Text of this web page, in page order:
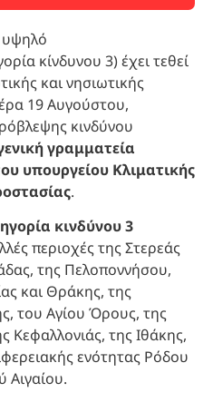
υψηλό
κίνδυνου 3) έχει τεθεί
και νησιωτικής
19 Αυγούστου,
κινδύνου
γραμματεία
υπουργείου Κλιματικής
.
κινδύνου 3
περιοχές της Στερεάς
της Πελοποννήσου,
και Θράκης, της
του Αγίου Όρους, της
Κεφαλλονιάς, της Ιθάκης,
ενότητας Ρόδου
Αιγαίου.